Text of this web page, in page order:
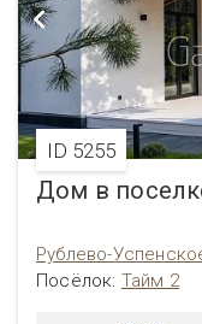
ID 5255
Дом в
Рублево-
Посёлок: Тайм 2